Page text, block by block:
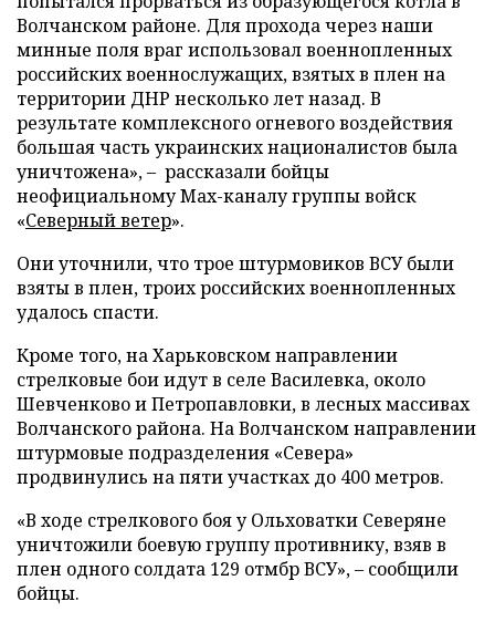
Волчанском районе. Для прохода через наши
минные поля враг использовал военнопленных
российских военнослужащих, взятых в плен на
территории ДНР несколько лет назад. В
результате комплексного огневого воздействия
большая часть украинских националистов была
уничтожена», – рассказали бойцы
неофициальному Max-каналу группы войск
«Северный ветер».
Они уточнили, что трое штурмовиков ВСУ были
взяты в плен, троих российских военнопленных
удалось спасти.
Кроме того, на Харьковском направлении
стрелковые бои идут в селе Василевка, около
Шевченково и Петропавловки, в лесных массивах
Волчанского района. На Волчанском направлении
штурмовые подразделения «Севера»
продвинулись на пяти участках до 400 метров.
«В ходе стрелкового боя у Ольховатки Северяне
уничтожили боевую группу противнику, взяв в
плен одного солдата 129 отмбр ВСУ», – сообщили
бойцы.